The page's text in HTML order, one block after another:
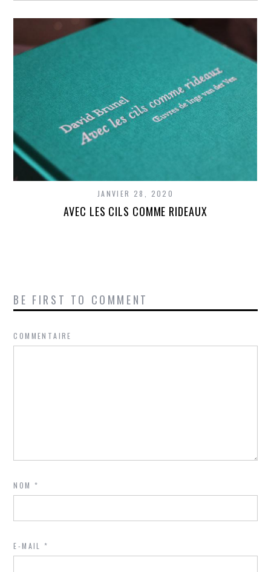
JANVIER 28, 2020
AVEC LES CILS COMME RIDEAUX
BE FIRST TO COMMENT
COMMENTAIRE
NOM*
E-MAIL*